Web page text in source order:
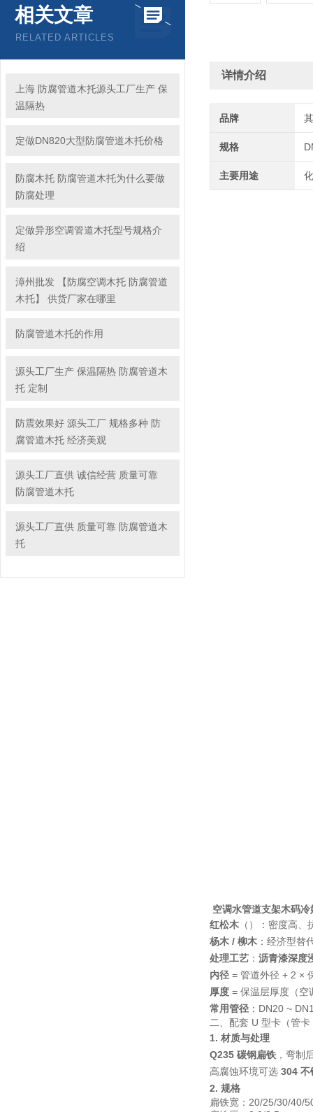
相关文章
RELATED ARTICLES
上海 防腐管道木托源头工厂生产 保
温隔热
定做DN820大型防腐管道木托价格
防腐木托 防腐管道木托为什么要做
防腐处理
定做异形空调管道木托型号规格介
绍
漳州批发 【防腐空调木托 防腐管道
木托】 供货厂家在哪里
防腐管道木托的作用
源头工厂生产 保温隔热 防腐管道木
托 定制
防震效果好 源头工厂 规格多种 防
腐管道木托 经济美观
源头工厂直供 诚信经营 质量可靠
防腐管道木托
源头工厂直供 质量可靠 防腐管道木
托
详情介绍
品牌
规格
主要用途
空调水管道支架木码
红松木 （）：密度高
杨木 / 柳木 ：经济型替
处理工艺 ： 沥青漆深度
内径 = 管道外径 + 2 ×
厚度 = 保温层厚度（空
常用管径 ：DN20 ~
二、配套 U 型卡（管
1. 材质与处理
Q235 碳钢扁铁 ，弯制
高腐蚀环境可选 304 不
2. 规格
扁铁宽：20/25/30/40/